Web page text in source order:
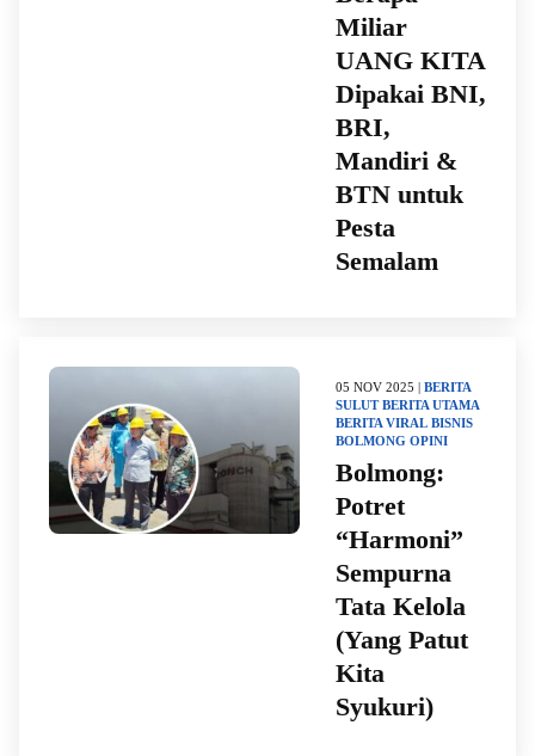
Miliar
UANG KITA
Dipakai BNI,
BRI,
Mandiri &
BTN untuk
Pesta
Semalam
05 NOV 2025 | BERITA
SULUT BERITA UTAMA
BERITA VIRAL BISNIS
BOLMONG OPINI
Bolmong:
Potret
“Harmoni”
Sempurna
Tata Kelola
(Yang Patut
Kita
Syukuri)